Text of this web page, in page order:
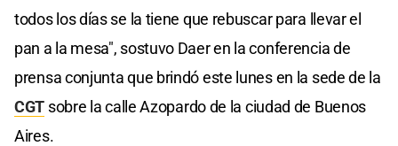
todos los días se la tiene que rebuscar para llevar el
pan a la mesa", sostuvo Daer en la conferencia de
prensa conjunta que brindó este lunes en la sede de la
CGT sobre la calle Azopardo de la ciudad de Buenos
Aires.